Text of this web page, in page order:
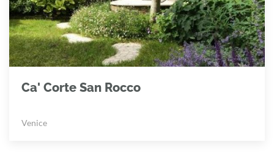
Ca' Corte San Rocco
Venice